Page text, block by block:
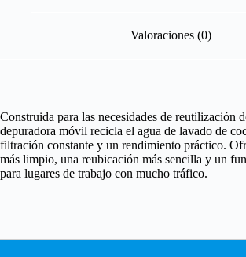
Valoraciones (0)
Construida para las necesidades de reutilización
depuradora móvil recicla el agua de lavado de
filtración constante y un rendimiento práctico.
más limpio, una reubicación más sencilla y un
para lugares de trabajo con mucho tráfico.